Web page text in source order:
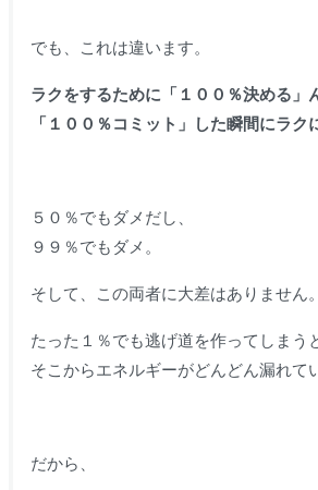
でも、これは違います。
ラクをするために「１００％決める」
「１００％コミット」した瞬間にラク
５０％でもダメだし、
９９％でもダメ。
そして、この両者に大差はありません。
たった１％でも逃げ道を作ってしまう
そこからエネルギーがどんどん漏れて
だから、